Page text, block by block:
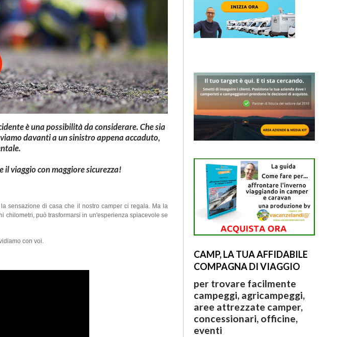
è una possibilità da considerare. Che sia
davanti a un sinistro appena accaduto,
il viaggio con maggiore sicurezza!
sensazione di casa che il nostro camper ci regala. Ma la
chilometri, può trasformarsi in un'esperienza spiacevole se
con voi.
CAMP, LA TUA AFFIDABILE
COMPAGNA DI VIAGGIO
per trovare facilmente
campeggi, agricampeggi,
aree attrezzate camper,
concessionari, officine,
eventi